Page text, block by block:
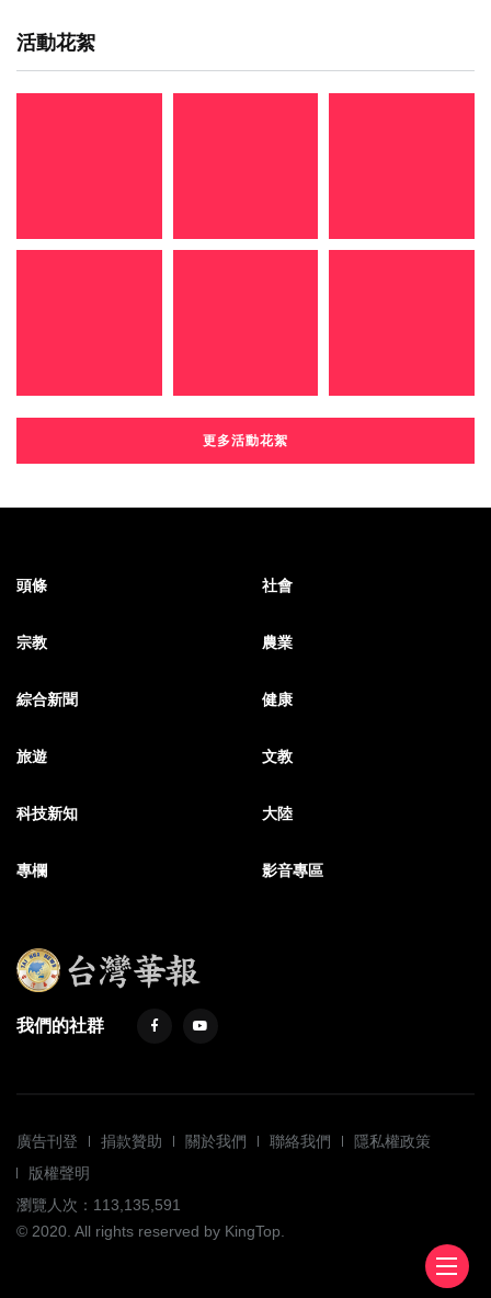
活動花絮
更多活動花絮
頭條 社會
宗教 農業
綜合新聞 健康
旅遊 文教
科技新知 大陸
專欄 影音專區
我們的社群
廣告刊登 捐款贊助 關於我們 聯絡我們
隱私權政策
版權聲明
瀏覽人次：113,135,591
© 2020. All rights reserved by KingTop.